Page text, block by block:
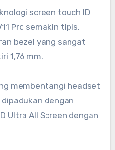
screen touch ID
Pro semakin tipis.
bezel yang sangat
1,76 mm.
membentangi headset
dipadukan dengan
Ultra All Screen dengan